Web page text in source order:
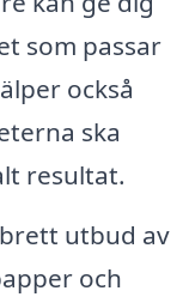
som passar
också
ska
resultat.
utbud av
och